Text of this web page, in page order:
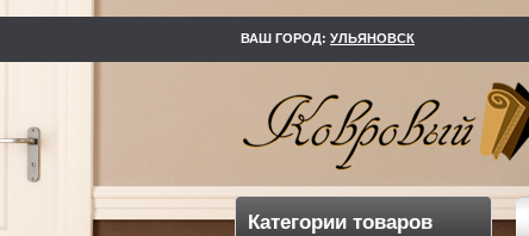
ВАШ ГОРОД: УЛЬЯНОВСК
Категории товаров